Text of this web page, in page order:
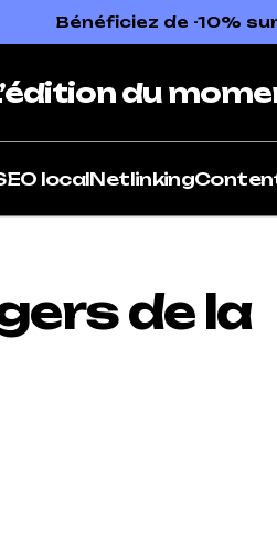
Bénéficiez de -10%
du
localNetlinking
de la